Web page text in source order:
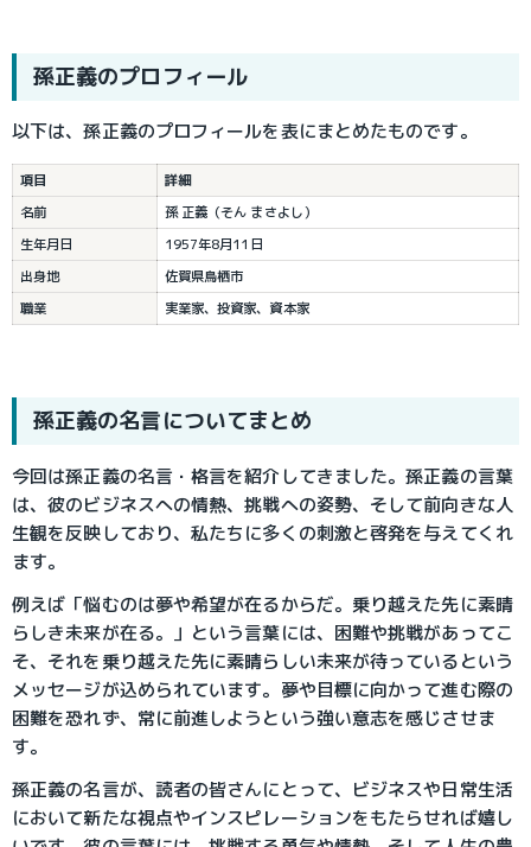
孫正義のプロフィール
以下は、孫正義のプロフィールを表にまとめたものです。
項目
詳細
名前
孫 正義（そん まさよし）
生年月日
1957年8月11日
出身地
佐賀県鳥栖市
職業
実業家、投資家、資本家
孫正義の名言についてまとめ
今回は孫正義の名言・格言を紹介してきました。孫正義の言葉
は、彼のビジネスへの情熱、挑戦への姿勢、そして前向きな人
生観を反映しており、私たちに多くの刺激と啓発を与えてくれ
ます。
例えば「悩むのは夢や希望が在るからだ。乗り越えた先に素晴
らしき未来が在る。」という言葉には、困難や挑戦があってこ
そ、それを乗り越えた先に素晴らしい未来が待っているという
メッセージが込められています。夢や目標に向かって進む際の
困難を恐れず、常に前進しようという強い意志を感じさせま
す。
孫正義の名言が、読者の皆さんにとって、ビジネスや日常生活
において新たな視点やインスピレーションをもたらせれば嬉し